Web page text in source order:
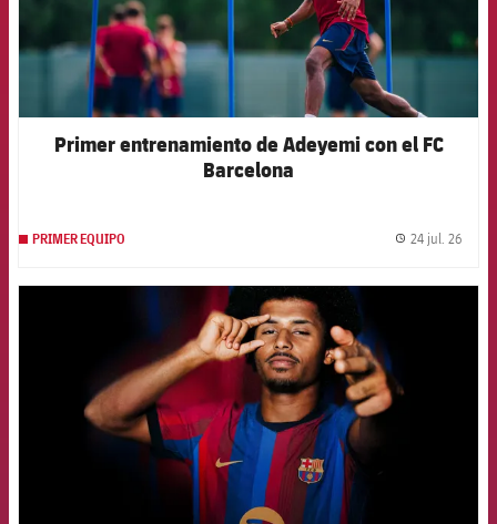
Primer entrenamiento de Adeyemi con el FC
Barcelona
PRIMER EQUIPO 24 jul. 26
FCB Barcelona badge